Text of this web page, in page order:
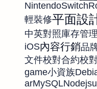
NintendoSwitch
輕裝修平面設
中英對照庫存管理
iOS內容行銷品
文件校對合約校
game小資族
arMySQLNodejs